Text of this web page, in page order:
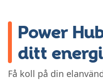
Fjärrvärme
Power
ditt
Få koll på din